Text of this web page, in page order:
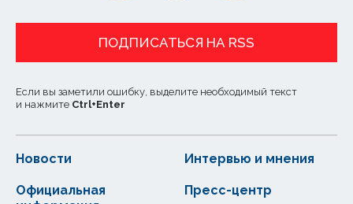
ПОДПИСАТЬСЯ НА RSS
Если вы заметили ошибку, выделите необходимый текст
и нажмите Ctrl+Enter
Новости
Официальная
Интервью и мнения
Пресс-центр